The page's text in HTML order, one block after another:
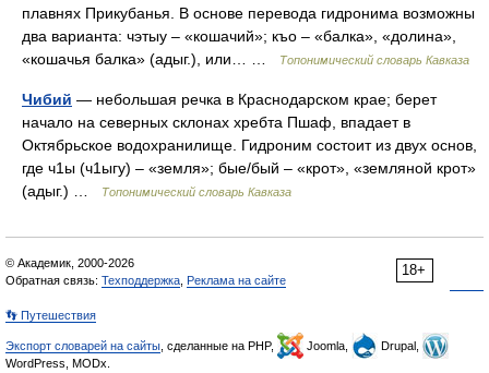
плавнях Прикубанья. В основе перевода гидронима возможны
два варианта: чэтыу – «кошачий»; къо – «балка», «долина»,
«кошачья балка» (адыг.), или… …
Топонимический словарь Кавказа
Чибий — небольшая речка в Краснодарском крае; берет
начало на северных склонах хребта Пшаф, впадает в
Октябрьское водохранилище. Гидроним состоит из двух основ,
где ч1ы (ч1ыгу) – «земля»; бые/бый – «крот», «земляной крот»
(адыг.) …
Топонимический словарь Кавказа
18+
© Академик, 2000-2026
Обратная связь: Техподдержка Реклама на сайте
👣 Путешествия
Экспорт словарей на сайты , сделанные на PHP, Joomla,
Drupal,
WordPress, MODx.